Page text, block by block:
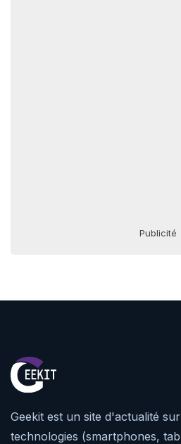
Publicité
Geekit est un site d'actualité
technologies (smartphones,